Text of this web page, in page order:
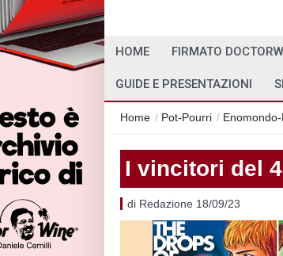
HOME FIRMATO
GUIDE E PRESENTAZIONI
Home / Pot-Pourri /
I vincitori del
di Redazione 18/09/23